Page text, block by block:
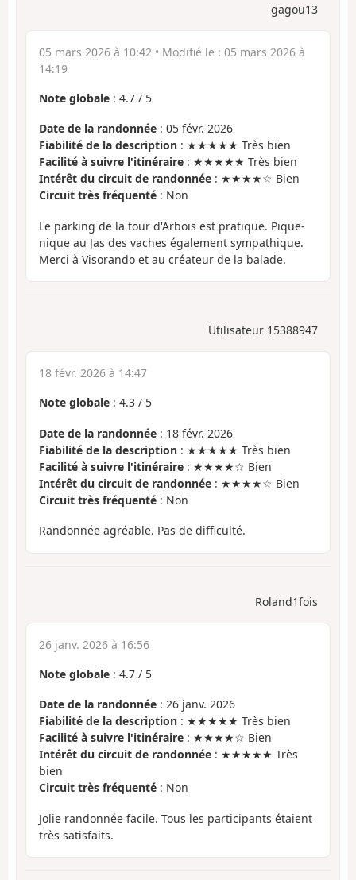
gagou13
05 mars 2026 à 10:42 • Modifié le : 05 mars 2026 à
14:19
Note globale : 4.7 / 5
Date de la randonnée : 05 févr. 2026
Fiabilité de la description : ★★★★★ Très bien
Facilité à suivre l'itinéraire : ★★★★★ Très bien
Intérêt du circuit de randonnée : ★★★★☆ Bien
Circuit très fréquenté : Non
Le parking de la tour d'Arbois est pratique. Pique-
nique au Jas des vaches également sympathique.
Merci à Visorando et au créateur de la balade.
Utilisateur 15388947
18 févr. 2026 à 14:47
Note globale : 4.3 / 5
Date de la randonnée : 18 févr. 2026
Fiabilité de la description : ★★★★★ Très bien
Facilité à suivre l'itinéraire : ★★★★☆ Bien
Intérêt du circuit de randonnée : ★★★★☆ Bien
Circuit très fréquenté : Non
Randonnée agréable. Pas de difficulté.
Roland1fois
26 janv. 2026 à 16:56
Note globale : 4.7 / 5
Date de la randonnée : 26 janv. 2026
Fiabilité de la description : ★★★★★ Très bien
Facilité à suivre l'itinéraire : ★★★★☆ Bien
Intérêt du circuit de randonnée : ★★★★★ Très
bien
Circuit très fréquenté : Non
Jolie randonnée facile. Tous les participants étaient
très satisfaits.